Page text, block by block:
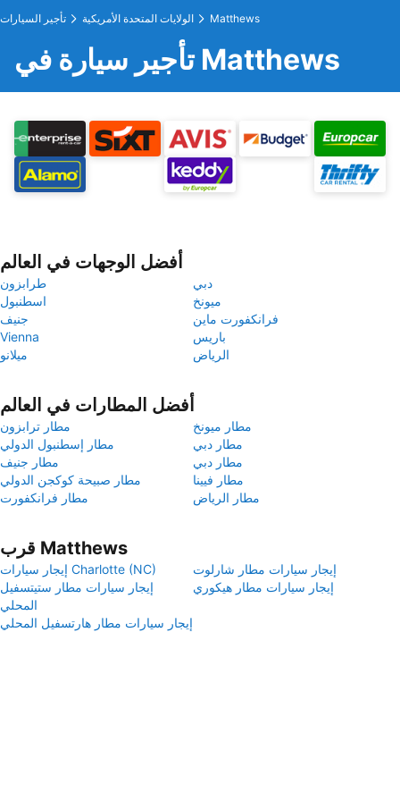
تأجير السيارات الولايات المتحدة الأمريكية Matthews
تأجير سيارة في Matthews
أفضل الوجهات في العالم
طرابزون
دبي
اسطنبول
ميونخ
جنيف
فرانكفورت ماين
Vienna
باريس
ميلانو
الرياض
أفضل المطارات في العالم
مطار ترابزون
مطار ميونخ
مطار إسطنبول الدولي
مطار دبي
مطار جنيف
مطار دبي
مطار صبيحة كوكجن الدولي
مطار فيينا
مطار فرانكفورت
مطار الرياض
قرب Matthews
إيجار سيارات Charlotte (NC)
إيجار سيارات مطار شارلوت
إيجار سيارات مطار ستيتسفيل
المحلي
إيجار سيارات مطار هيكوري
إيجار سيارات مطار هارتسفيل المحلي